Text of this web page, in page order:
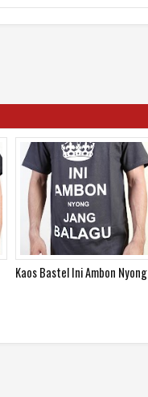
Kaos Ale Senyum Biking Beta